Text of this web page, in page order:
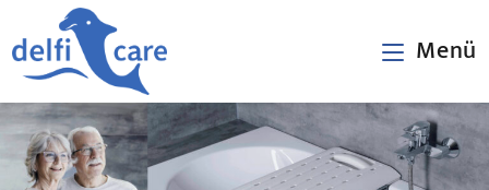
Inhalt
springen
Menü